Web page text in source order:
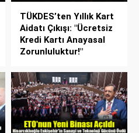
TÜKDES’ten Yıllık Kart
Aidatı Çıkışı: "Ücretsiz
Kredi Kartı Anayasal
Zorunluluktur!"